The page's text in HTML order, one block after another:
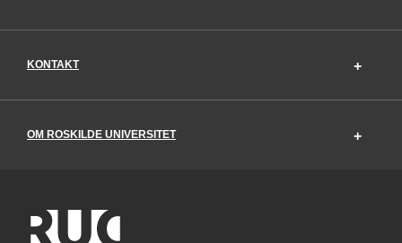
KONTAKT
OM ROSKILDE UNIVERSITET